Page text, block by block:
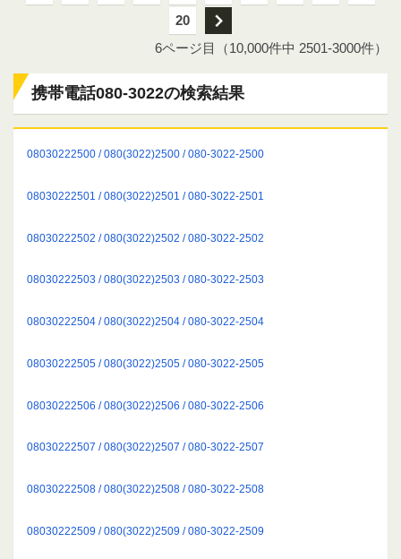
20
次
6ページ目（10,000件中 2501-3000件）
携帯電話080-3022の検索結果
08030222500 / 080(3022)2500 / 080-3022-2500
08030222501 / 080(3022)2501 / 080-3022-2501
08030222502 / 080(3022)2502 / 080-3022-2502
08030222503 / 080(3022)2503 / 080-3022-2503
08030222504 / 080(3022)2504 / 080-3022-2504
08030222505 / 080(3022)2505 / 080-3022-2505
08030222506 / 080(3022)2506 / 080-3022-2506
08030222507 / 080(3022)2507 / 080-3022-2507
08030222508 / 080(3022)2508 / 080-3022-2508
08030222509 / 080(3022)2509 / 080-3022-2509